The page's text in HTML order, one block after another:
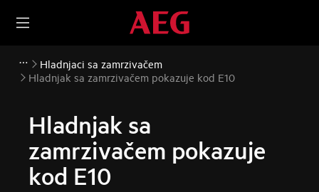
Hladnjaci sa zamrzivačem
Hladnjak sa zamrzivačem pokazuje kod E10
Hladnjak sa
zamrzivačem pokazuje
kod E10